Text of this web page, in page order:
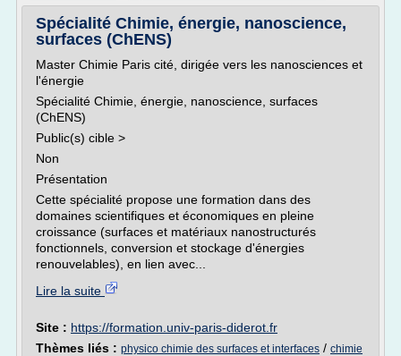
Spécialité Chimie, énergie, nanoscience,
surfaces (ChENS)
Master Chimie Paris cité, dirigée vers les nanosciences et
l'énergie
Spécialité Chimie, énergie, nanoscience, surfaces
(ChENS)
Public(s) cible >
Non
Présentation
Cette spécialité propose une formation dans des
domaines scientifiques et économiques en pleine
croissance (surfaces et matériaux nanostructurés
fonctionnels, conversion et stockage d'énergies
renouvelables), en lien avec...
Lire la suite
Site : https://formation.univ-paris-diderot.fr
Thèmes liés : physico chimie des surfaces et interfaces / chimie